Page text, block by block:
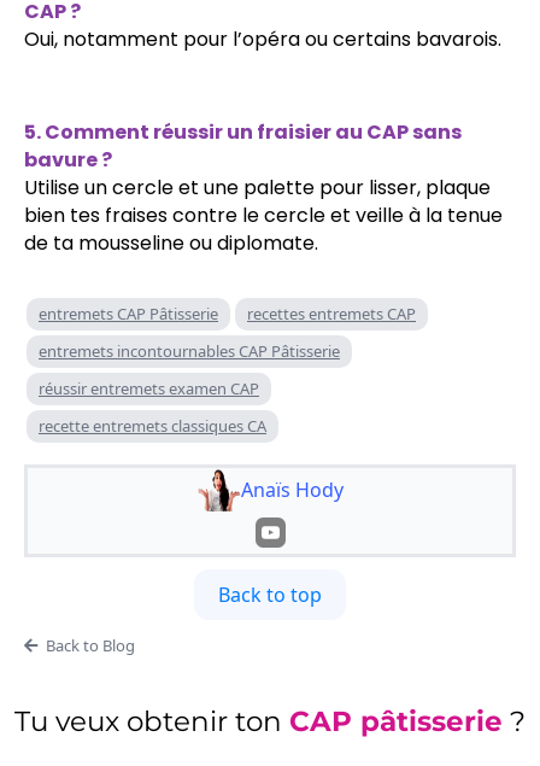
CAP ?
Oui, notamment pour l’opéra ou certains bavarois.
5. Comment réussir un fraisier au CAP sans
bavure ?
Utilise un cercle et une palette pour lisser, plaque
bien tes fraises contre le cercle et veille à la tenue
de ta mousseline ou diplomate.
entremets CAP Pâtisserie
recettes entremets CAP
entremets incontournables CAP Pâtisserie
réussir entremets examen CAP
recette entremets classiques CA
Anaïs Hody
Back to top
Back to Blog
Tu veux obtenir ton CAP pâtisserie ?